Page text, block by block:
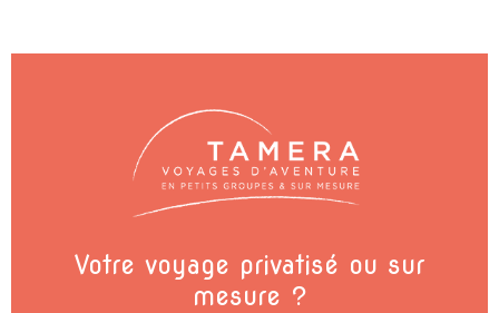
Votre voyage privatisé ou sur
mesure ?